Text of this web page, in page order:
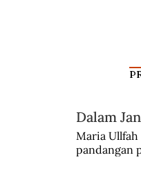
Kisah Leluhur
Dalam
Maria
pandangan